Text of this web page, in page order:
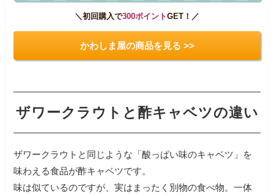
＼初回購入で300ポイントGET！／
かわしま屋の商品を見る >>
ザワークラウトと酢キャベツの違い
ザワークラウトと同じような「酸っぱい味のキャベツ」を
味わえる食品が酢キャベツです。
味は似ているのですが、実はまったく別物の食べ物。一体